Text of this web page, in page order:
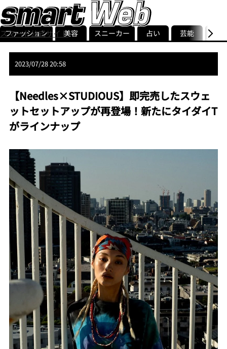
スマート公式サイト
smart最新号
記事一覧ランキング
ストリ
ファッション 美容 スニーカー 占い 芸能 グル
2023/07/28 20:58
【Needles×STUDIOUS】即完売したスウェ
ットセットアップが再登場！新たにタイダイT
がラインナップ